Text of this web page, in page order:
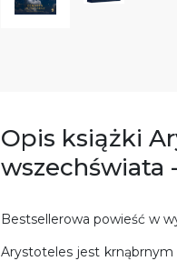
Opis książki
wszechświata
Bestsellerowa powieść w
Arystoteles jest